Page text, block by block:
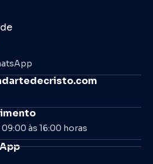
às 16:00 horas